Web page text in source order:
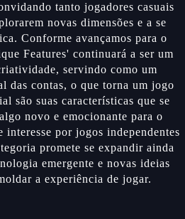
tanto jogadores casuais
novas dimensões e a se
Conforme avançamos para o
Features' continuará a ser um
servindo como um
das contas, o que torna um jogo
são suas características que se
novo e emocionante para o
interesse por jogos independentes
promete se expandir ainda
emergente e novas ideias
a experiência de jogar.